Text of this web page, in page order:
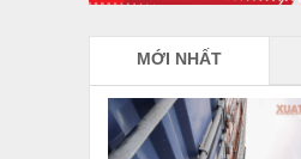
MỚI NHẤT